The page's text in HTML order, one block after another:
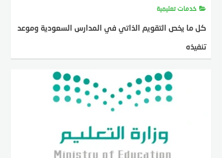
خدمات تعليمية
كل ما يخص التقويم الذاتي في المدارس السعودية وموعد
تنفيذه